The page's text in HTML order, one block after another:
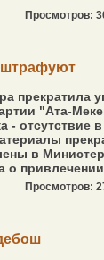
Просмотров:
прекратила
"Ата-
- отсутствие
в
о
Просмотров: